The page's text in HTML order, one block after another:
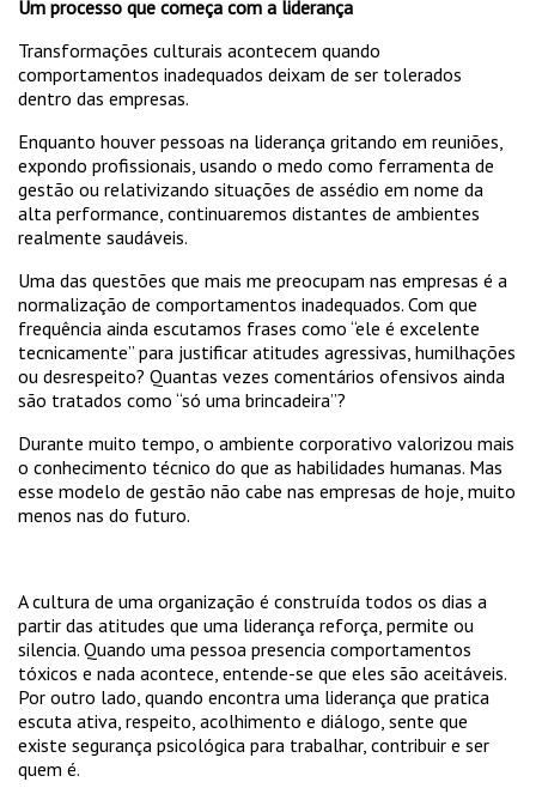
Um processo que começa com a liderança
Transformações culturais acontecem quando
comportamentos inadequados deixam de ser tolerados
dentro das empresas.
Enquanto houver pessoas na liderança gritando em reuniões,
expondo profissionais, usando o medo como ferramenta de
gestão ou relativizando situações de assédio em nome da
alta performance, continuaremos distantes de ambientes
realmente saudáveis.
Uma das questões que mais me preocupam nas empresas é a
normalização de comportamentos inadequados. Com que
frequência ainda escutamos frases como “ele é excelente
tecnicamente” para justificar atitudes agressivas, humilhações
ou desrespeito? Quantas vezes comentários ofensivos ainda
são tratados como “só uma brincadeira”?
Durante muito tempo, o ambiente corporativo valorizou mais
o conhecimento técnico do que as habilidades humanas. Mas
esse modelo de gestão não cabe nas empresas de hoje, muito
menos nas do futuro.
A cultura de uma organização é construída todos os dias a
partir das atitudes que uma liderança reforça, permite ou
silencia. Quando uma pessoa presencia comportamentos
tóxicos e nada acontece, entende-se que eles são aceitáveis.
Por outro lado, quando encontra uma liderança que pratica
escuta ativa, respeito, acolhimento e diálogo, sente que
existe segurança psicológica para trabalhar, contribuir e ser
quem é.